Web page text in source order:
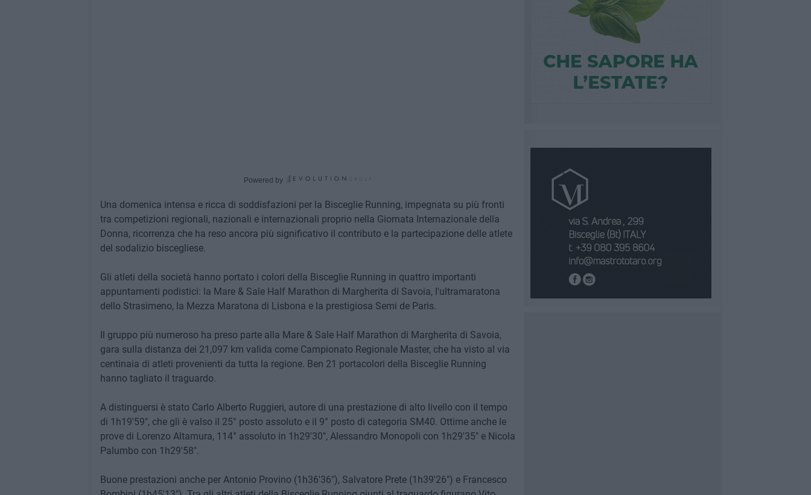
Powered by
Una domenica intensa e ricca di soddisfazioni per la Bisceglie Running, impegnata su più fronti
tra competizioni regionali, nazionali e internazionali proprio nella Giornata Internazionale della
Donna, ricorrenza che ha reso ancora più significativo il contributo e la partecipazione delle atlete
del sodalizio biscegliese.
Gli atleti della società hanno portato i colori della Bisceglie Running in quattro importanti
appuntamenti podistici: la Mare & Sale Half Marathon di Margherita di Savoia, l'ultramaratona
dello Strasimeno, la Mezza Maratona di Lisbona e la prestigiosa Semi de Paris.
Il gruppo più numeroso ha preso parte alla Mare & Sale Half Marathon di Margherita di Savoia,
gara sulla distanza dei 21,097 km valida come Campionato Regionale Master, che ha visto al via
centinaia di atleti provenienti da tutta la regione. Ben 21 portacolori della Bisceglie Running
hanno tagliato il traguardo.
A distinguersi è stato Carlo Alberto Ruggieri, autore di una prestazione di alto livello con il tempo
di 1h19'59", che gli è valso il 25° posto assoluto e il 9° posto di categoria SM40. Ottime anche le
prove di Lorenzo Altamura, 114° assoluto in 1h29'30", Alessandro Monopoli con 1h29'35" e Nicola
Palumbo con 1h29'58".
Buone prestazioni anche per Antonio Provino (1h36'36"), Salvatore Prete (1h39'26") e Francesco